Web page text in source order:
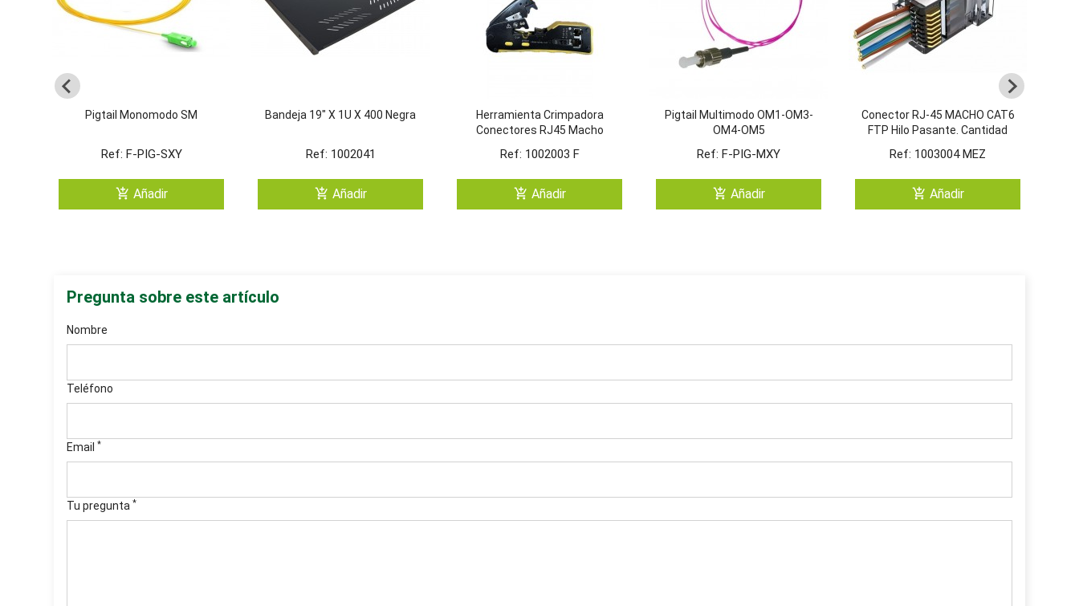
Pigtail Monomodo SM
Ref: F-PIG-SXY
add_shopping_cart Añadir
Bandeja 19" X 1U X 400 Negra
Ref: 1002041
add_shopping_cart Añadir
Herramienta Crimpadora
Conectores RJ45 Macho
Y PASANTES
Ref: 1002003 F
add_shopping_cart Añadir
Pigtail Multimodo OM1-OM3-
OM4-OM5
Ref: F-PIG-MXY
add_shopping_cart Añadir
Conector RJ-45 MACHO CAT6
FTP Hilo Pasante. Cantidad
Ref: 1003004 MEZ
add_shopping_cart Añadir
Pregunta sobre este artículo
Nombre
Teléfono
Email *
Tu pregunta *